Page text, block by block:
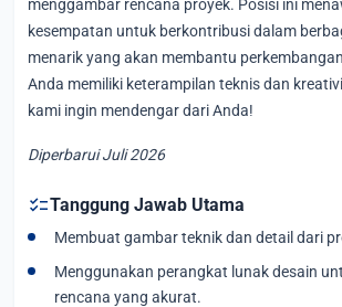
menggambar rencana proyek. Posisi ini
kesempatan untuk berkontribusi dalam
menarik yang akan membantu
Anda memiliki keterampilan teknis dan
kami ingin mendengar dari Anda!
Diperbarui Juli 2026
checklistTanggung Jawab Utama
Membuat gambar teknik dan detail dari
Menggunakan perangkat lunak desain
rencana yang akurat.